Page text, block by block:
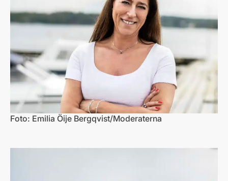
Foto: Emilia Öije Bergqvist/Moderaterna